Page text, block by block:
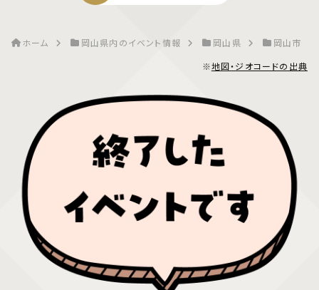
ホーム 岡山県内のイベント情報 岡山県
岡山市
※地図・ジオコードの出典